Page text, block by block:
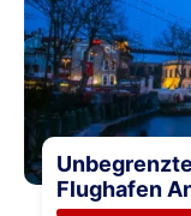
Flughafen